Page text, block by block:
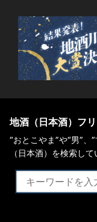
地酒（日本酒）フ
“おとこやま”や“男”
（日本酒）を検索して